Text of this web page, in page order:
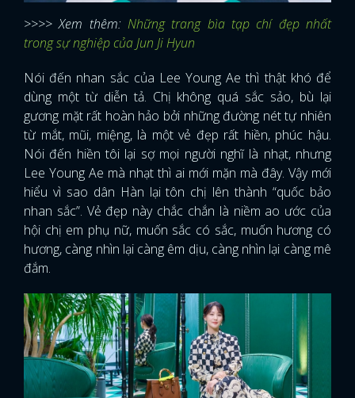
>>>> Xem thêm: Những trang bìa tạp chí đẹp nhất
trong sự nghiệp của Jun Ji Hyun
Nói đến nhan sắc của Lee Young Ae thì thật khó để
dùng một từ diễn tả. Chị không quá sắc sảo, bù lại
gương mặt rất hoàn hảo bởi những đường nét tự nhiên
từ mắt, mũi, miệng, là một vẻ đẹp rất hiền, phúc hậu.
Nói đến hiền tôi lại sợ mọi người nghĩ là nhạt, nhưng
Lee Young Ae mà nhạt thì ai mới mặn mà đây. Vậy mới
hiểu vì sao dân Hàn lại tôn chị lên thành “quốc bảo
nhan sắc”. Vẻ đẹp này chắc chắn là niềm ao ước của
hội chị em phụ nữ, muốn sắc có sắc, muốn hương có
hương, càng nhìn lại càng êm dịu, càng nhìn lại càng mê
đắm.